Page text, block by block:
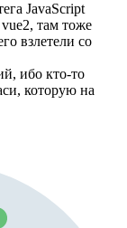
JavaScript
vue2, там тоже
взлетели со
ибо кто-то
которую на